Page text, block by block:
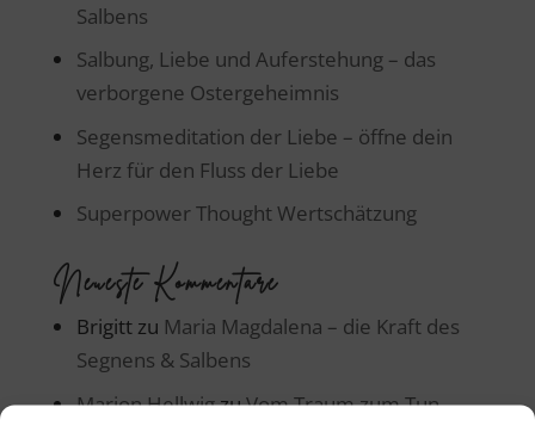
Salbens
Salbung, Liebe und Auferstehung – das
verborgene Ostergeheimnis
Segensmeditation der Liebe – öffne dein
Herz für den Fluss der Liebe
Superpower Thought Wertschätzung
Neueste Kommentare
Brigittzu Maria Magdalena – die Kraft des
Segnens & Salbens
Marion HellwigzuVom Traum zum Tun